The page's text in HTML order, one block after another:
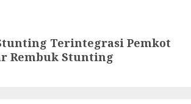
Terintegrasi Pemkot
Rembuk Stunting